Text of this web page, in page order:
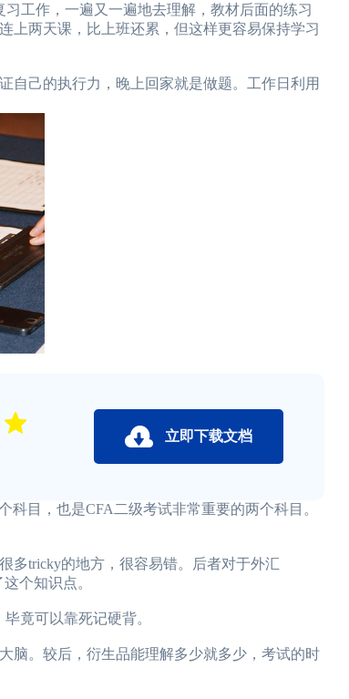
工作，一遍又一遍地去理解，教材后面的练习
上两天课，比上班还累，但这样更容易保持学习
己的执行力，晚上回家就是做题。工作日利用
立即下载文档
目，也是CFA二级考试非常重要的两个科目。
tricky的地方，很容易错。后者对于外汇
个知识点。
竟可以靠死记硬背。
。较后，衍生品能理解多少就多少，考试的时